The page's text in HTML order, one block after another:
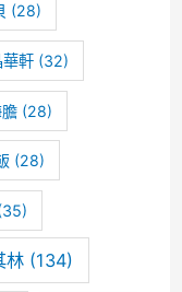
(28)
華軒 (32)
(28)
(28)
林(134)